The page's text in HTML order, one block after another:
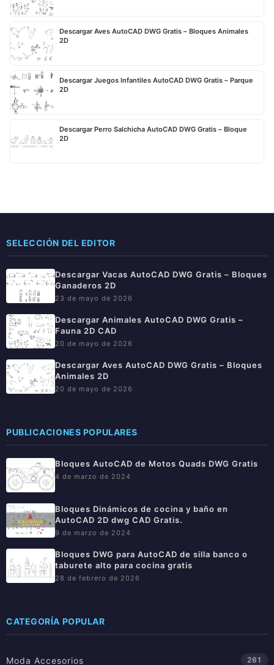
Descargar Aves AutoCAD DWG Gratis – Bloques Animales
2D
Descargar Juegos Infantiles AutoCAD DWG Gratis – Parque
2D
Descargar Perro Salchicha AutoCAD DWG Gratis – Bloque
2D
SELECCIÓN DEL EDITOR
Descargar Vacas AutoCAD DWG Gratis – Bloques
Ganaderos 2D
23 de mayo de 2026
Descargar Animales AutoCAD DWG Gratis –
Fauna 2D CAD
20 de mayo de 2026
Descargar Aves AutoCAD DWG Gratis – Bloques
Animales 2D
20 de mayo de 2026
PUBLICACIONES POPULARES
Bloques AutoCAD de Motos Quads DWG Gratis
4 de marzo de 2024
Bloques Dinámicos de cocina y baño en
AutoCAD 2D dwg CAD Gratis.
9 de marzo de 2024
Bloques DWG para AutoCAD de silla banco o
taburete alto para cocina gratis
28 de febrero de 2026
CATEGORÍA POPULAR
Moda Accesorios 261